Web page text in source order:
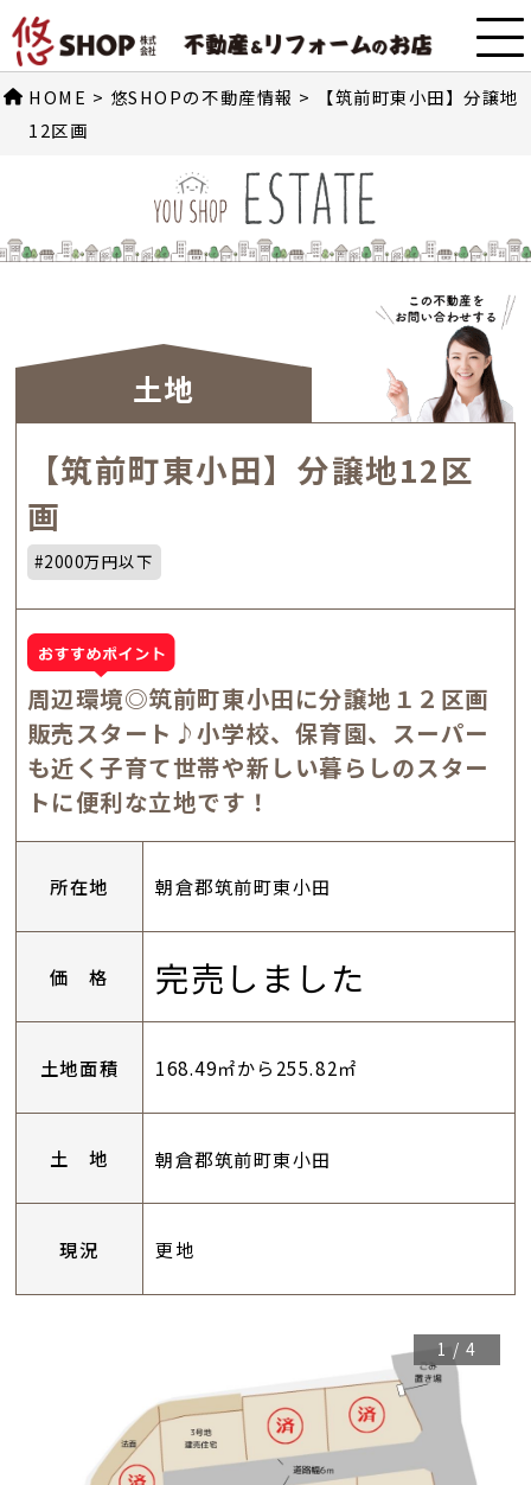
HOME > 悠SHOPの不動産情報 >
【筑前町東小田】分譲地
12区画
土地
【筑前町東小田】分譲地12区
画
#2000万円以下
周辺環境◎筑前町東小田に分譲地１２区画
販売スタート♪小学校、保育園、スーパー
も近く子育て世帯や新しい暮らしのスター
トに便利な立地です！
所在地 朝倉郡筑前町東小田
価 格 完売しました
土地面積 168.49㎡から255.82㎡
土 地 朝倉郡筑前町東小田
現況 更地
1 /4